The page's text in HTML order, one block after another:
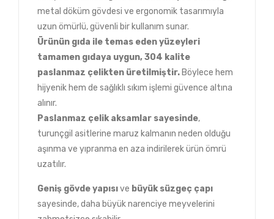
metal döküm gövdesi ve ergonomik tasarımıyla
uzun ömürlü, güvenli bir kullanım sunar.
Ürünün gıda ile temas eden yüzeyleri
tamamen gıdaya uygun, 304 kalite
paslanmaz çelikten üretilmiştir. Böylece hem
hijyenik hem de sağlıklı sıkım işlemi güvence altına
alınır.
Paslanmaz çelik aksamlar sayesinde,
turunçgil asitlerine maruz kalmanın neden olduğu
aşınma ve yıpranma en aza indirilerek ürün ömrü
uzatılır.
Geniş gövdeyapısıve büyük süzgeç çapı
sayesinde, daha büyük narenciye meyvelerini